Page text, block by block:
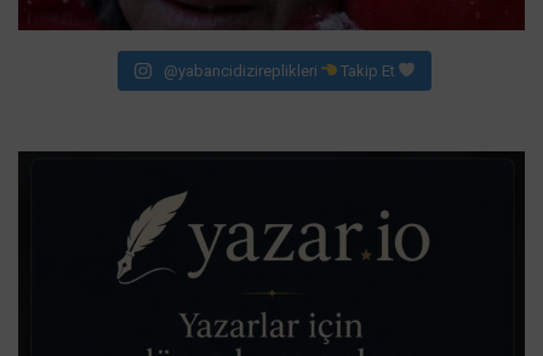
@yabancidizireplikleri Takip Et